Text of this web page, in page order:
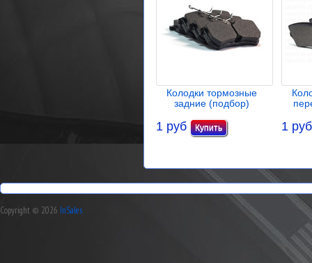
Колодки тормозные
задние (подбор)
1 руб 1 руб
Copyright © 2026 InSales